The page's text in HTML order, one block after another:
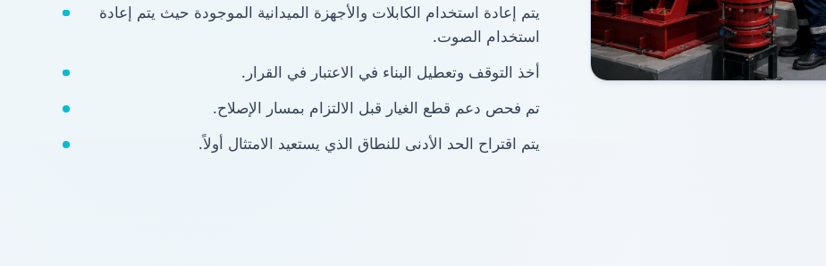
يتم إعادة استخدام الكابلات والأجهزة الميدانية الموجودة حيث يتم إعادة
استخدام الصوت.
أخذ التوقف وتعطيل البناء في الاعتبار في القرار.
تم فحص دعم قطع الغيار قبل الالتزام بمسار الإصلاح.
يتم اقتراح الحد الأدنى للنطاق الذي يستعيد الامتثال أولاً.